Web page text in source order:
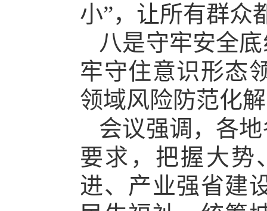
小”，让所有群众
八是守牢安全
牢守住意识形态
领域风险防范化
会议强调，各
要求，把握大势
进、产业强省建